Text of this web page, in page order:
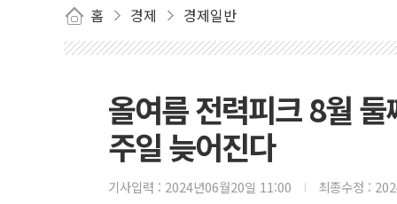
홈 경제 경제일반
올여름 전력피크 8월
주일 늦어진다
기사입력 : 2024년06월20일 11:00 최종수정 :